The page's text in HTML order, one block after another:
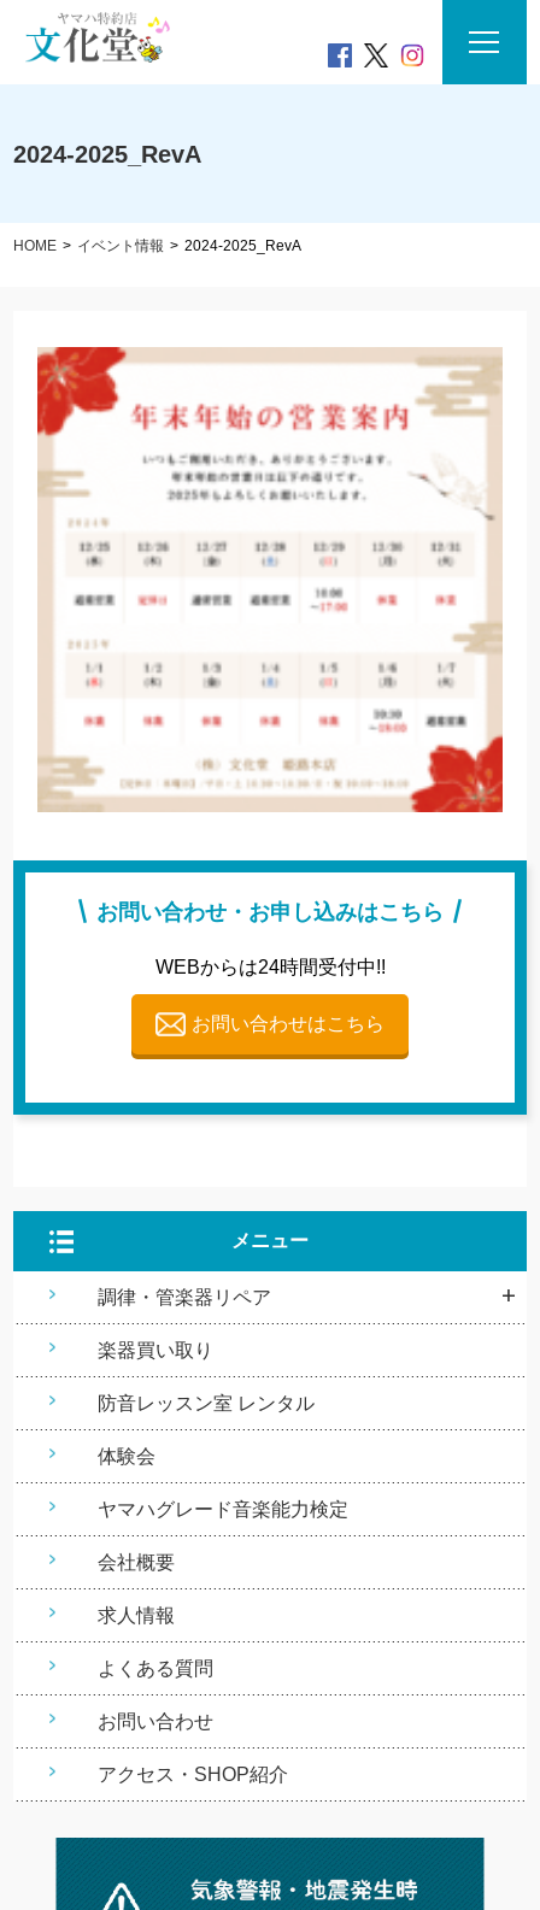
2024-2025_RevA
HOME イベント情報 2024-2025_RevA
お問い合わせ・お申し込みはこちら
WEBからは24時間受付中!!
お問い合わせはこちら
メニュー
調律・管楽器リペア
楽器買い取り
防音レッスン室 レンタル
体験会
ヤマハグレード音楽能力検定
会社概要
求人情報
よくある質問
お問い合わせ
アクセス・SHOP紹介